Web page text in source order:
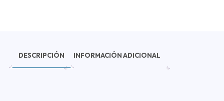
DESCRIPCIÓN INFORMACIÓN ADICIONAL